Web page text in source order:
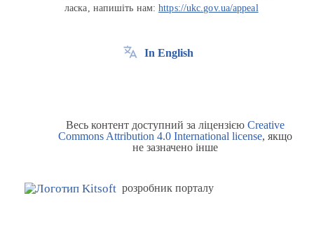
ласка, напишіть нам:https://ukc.gov.ua/appeal
In English
Весь контент доступний за ліцензією Creative
Commons Attribution 4.0 International license, якщо
не зазначено інше
розробник порталу